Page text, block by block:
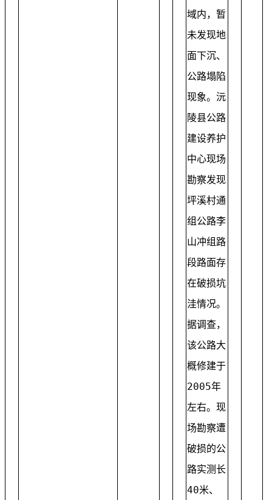
域内，暂
未发现地
面下沉、
公路塌陷
现象。沅
陵县公路
建设养护
中心现场
勘察发现
坪溪村通
组公路李
山冲组路
段路面存
在破损坑
洼情况。
据调查，
该公路大
概修建于
2005年
左右。现
场勘察遭
破损的公
路实测长
40米、